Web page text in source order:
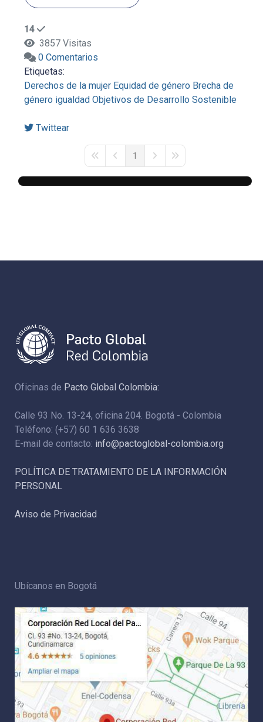
14
3857 Visitas
0 Comentarios
Etiquetas:
Derechos de la mujer Equidad de género Brecha de
género igualdad Objetivos de Desarrollo Sostenible
Twittear
First PagePrevious Page
1
Next PageLast Page
Oficinas de Pacto Global Colombia:
Calle 93 No. 13-24, oficina 204. Bogotá - Colombia
Teléfono: (+57) 60 1 636 3638
E-mail de contacto: info@pactoglobal-colombia.org
POLÍTICA DE TRATAMIENTO DE LA INFORMACIÓN
PERSONAL
Aviso de Privacidad
Ubícanos en Bogotá